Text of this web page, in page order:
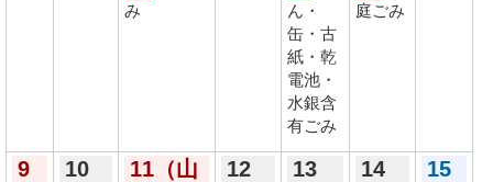
み
ん・
缶・古
紙・乾
電池・
水銀含
有ごみ
庭ごみ
9 10 11 （山
12 13 14 15